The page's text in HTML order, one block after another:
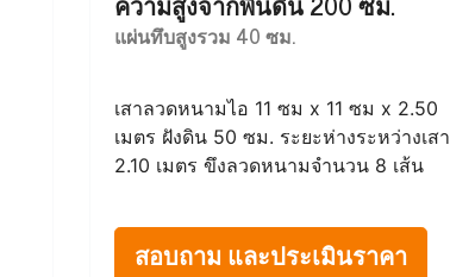
แผ่นทึบสูงรวม 40 ซม.
เสาลวดหนามไอ 11 ซม x 11 ซม x 2.50
เมตร ฝังดิน 50 ซม. ระยะห่างระหว่างเสา
2.10 เมตร ขึงลวดหนามจำนวน 8 เส้น
สอบถาม และประเมินราคา